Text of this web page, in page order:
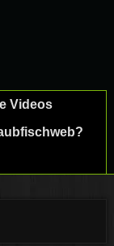
Videos